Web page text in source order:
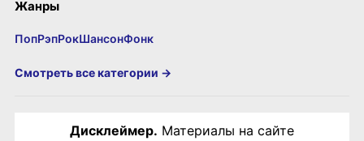
Жанры
ПопРэпРокШансонФонк
Смотреть все категории →
Дисклеймер. Материалы на сайте